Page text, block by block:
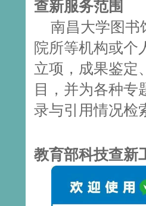
查新服务范围
南昌大学图书
院所等机构或个
立项，成果鉴定
目，并为各种专
录与引用情况检
教育部科技查新